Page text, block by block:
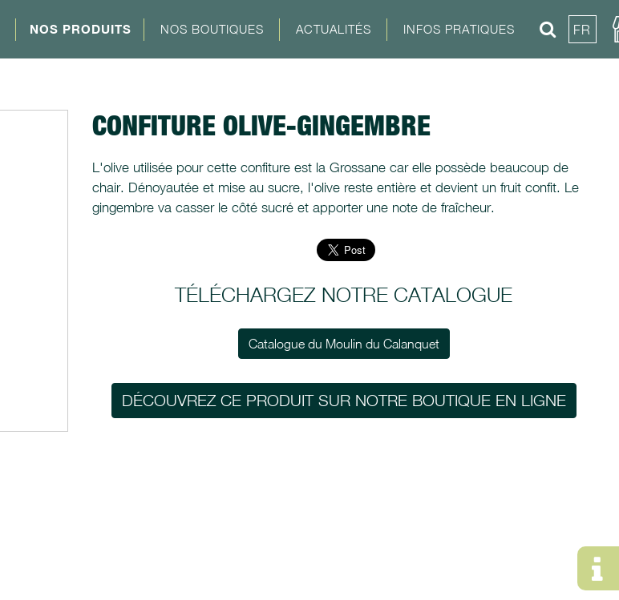
NOS PRODUITS NOS BOUTIQUES ACTUALITÉS INFOS PRATIQUES FR
CONFITURE OLIVE-GINGEMBRE
L'olive utilisée pour cette confiture est la Grossane car elle possède beaucoup de
chair. Dénoyautée et mise au sucre, l'olive reste entière et devient un fruit confit. Le
gingembre va casser le côté sucré et apporter une note de fraîcheur.
TÉLÉCHARGEZ NOTRE CATALOGUE
Catalogue du Moulin du Calanquet
DÉCOUVREZ CE PRODUIT SUR NOTRE BOUTIQUE EN LIGNE